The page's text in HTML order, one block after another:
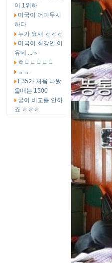
이 1위하
미국이 어마무시
하다
누가 요새 ㅎㅎㅎ
미국이 최강인 이
유네 ...ㅎ
ㅎㄷㄷㄷㄷㄷ
ㅠㅠ
F35가 처음 나왔
을때는 1500
굳이 비교를 안하
죠 ㅎㅎㅎ